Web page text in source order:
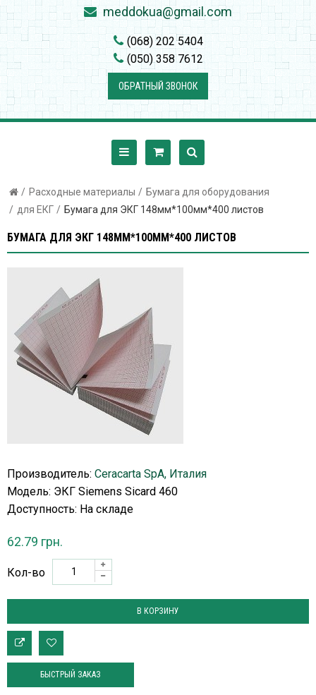
meddokua@gmail.com
(068) 202 5404
(050) 358 7612
ОБРАТНЫЙ ЗВОНОК
Расходные материалы
Бумага для оборудования
для ЕКГ
Бумага для ЭКГ 148мм*100мм*400 листов
БУМАГА ДЛЯ ЭКГ 148ММ*100ММ*400 ЛИСТОВ
Производитель: Ceracarta SpA, Италия
Модель: ЭКГ Siemens Sicard 460
Доступность: На складе
62.79 грн.
Кол-во
БЫСТРЫЙ ЗАКАЗ